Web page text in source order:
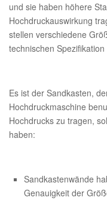
und sie haben höhere
Hochdruckauswirkung
stellen verschiedene
technischen Spezifikation
Es ist der Sandkasten,
Hochdruckmaschine
Hochdrucks zu tragen,
haben:
Sandkastenwände
Genauigkeit der